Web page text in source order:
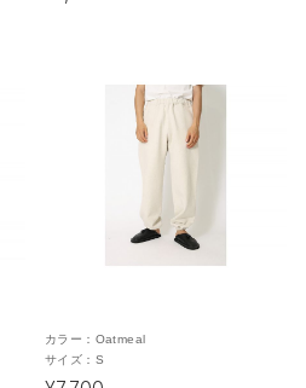
カラー： Oatmeal
サイズ： S